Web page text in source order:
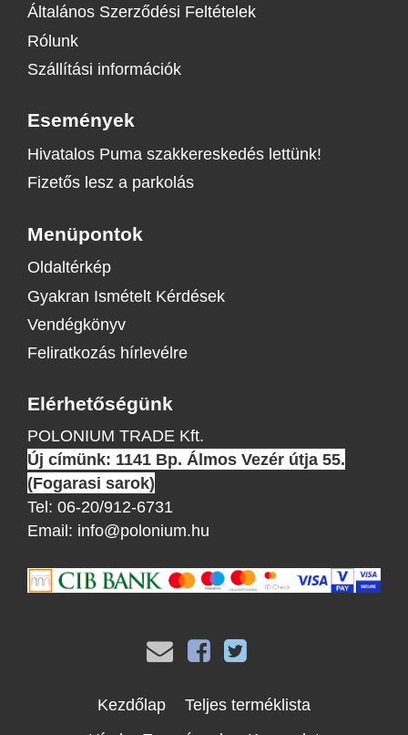
Általános Szerződési Feltételek
Rólunk
Szállítási információk
Események
Hivatalos Puma szakkereskedés lettünk!
Fizetős lesz a parkolás
Menüpontok
Oldaltérkép
Gyakran Ismételt Kérdések
Vendégkönyv
Feliratkozás hírlevélre
Elérhetőségünk
POLONIUM TRADE Kft.
Új címünk: 1141 Bp. Álmos Vezér útja 55.
(Fogarasi sarok)
Tel: 06-20/912-6731
Email: info@polonium.hu
Kezdőlap
Teljes terméklista